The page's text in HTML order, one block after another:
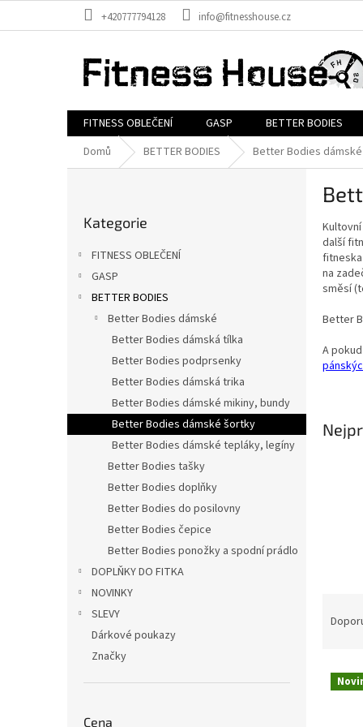
+420777794128 info@fitnesshouse.cz
FITNESS OBLEČENÍ GASP BETTER BODIES
Domů
BETTER BODIES Better Bodies dámské
l
kategorie
Kategorie
FITNESS OBLEČENÍ
GASP
BETTER BODIES
Better Bodies dámské
Better Bodies dámská tílka
Better Bodies podprsenky
Better Bodies dámská trika
Better Bodies dámské mikiny, bundy
Better Bodies dámské šortky
Better Bodies dámské tepláky, legíny
Better Bodies tašky
Better Bodies doplňky
Better Bodies do posilovny
Better Bodies čepice
Better Bodies ponožky a spodní prádlo
DOPLŇKY DO FITKA
NOVINKY
SLEVY
Dárkové poukazy
Značky
Cena
další
na
směsí
Better
A
nV